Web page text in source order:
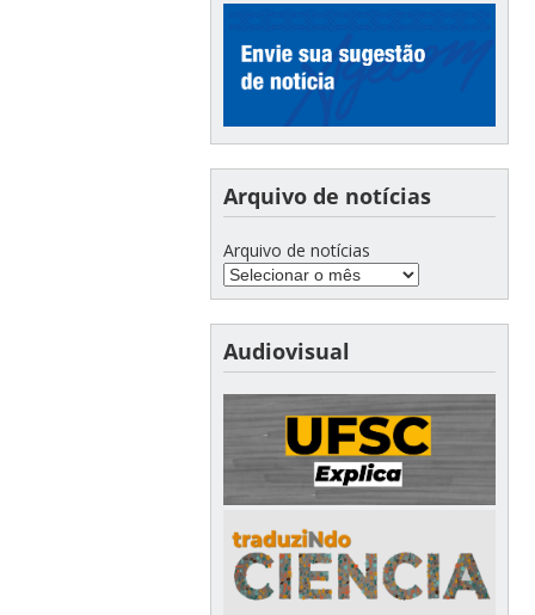
Arquivo de notícias
Arquivo de notícias
Audiovisual